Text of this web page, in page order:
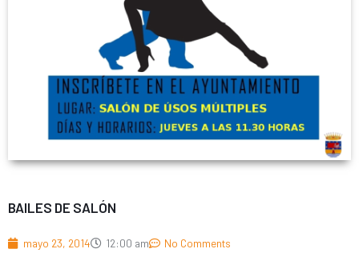
BAILES DE SALÓN
mayo 23, 2014 12:00 am No Comments